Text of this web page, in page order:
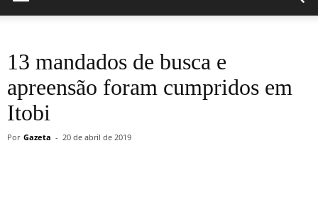
de
13 mandados de busca e
apreensão foram cumpridos em
Itobi
Por Gazeta - 20 de abril de 2019